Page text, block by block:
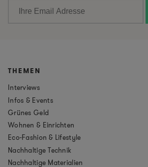
THEMEN
Interviews
Infos & Events
Grünes Geld
Wohnen & Einrichten
Eco-Fashion & Lifestyle
Nachhaltige Technik
Nachhaltige Materialien